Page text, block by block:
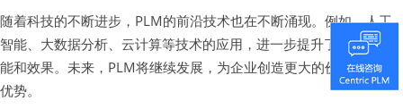
随着科技的不断进步，PLM的前沿技术也在不断涌现。例如，人工
智能、大数据分析、云计算等技术的应用，进一步提升了PLM的功
能和效果。未来，PLM将继续发展，为企业创造更大的价值和竞争
优势。